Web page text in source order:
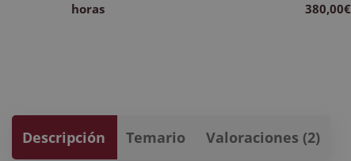
horas
380,00€
Descripción Temario Valoraciones (2)